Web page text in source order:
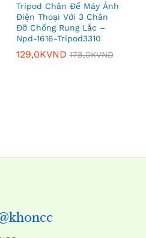
Tripod Chân Đế Máy Ảnh
Điện Thoại Với 3 Chân
Đỡ Chống Rung Lắc –
Npd-1616-Tripod3310
129,0KVND 178,0KVND
129,0KVND 178,0KVND